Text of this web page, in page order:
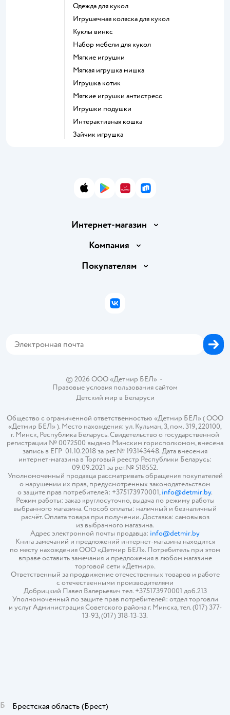
Одежда для кукол
Игрушечная коляска для кукол
Куклы винкс
Набор мебели для кукол
Мягкие игрушки
Мягкая игрушка мишка
Игрушка котик
Мягкие игрушки антистресс
Игрушки подушки
Интерактивная кошка
Зайчик игрушка
App StoreGoogle Play
AppGallery
RuStore
Интернет-магазин
Доставка и оплата
Правила продажи
Политика использования файлов cookie
Компания
Вакансии
Покупателям
Бонусные карты
© 2026 ООО «Детмир БЕЛ»•
Правовые условия пользования сайтом
Детский мир в Беларуси
Общество с ограниченной ответственностью «Детмир БЕЛ» ( ООО
«Детмир БЕЛ» ). Место нахождения: ул. Кульман, 3, пом. 319, 220100,
г. Минск, Республика Беларусь. Свидетельство о государственной
регистрации № 0072500 выдано Минским горисполкомом, внесена
запись в ЕГР 01.10.2018 за рег.№ 193143448. Дата внесения
интернет-магазина в Торговый реестр Республики Беларусь:
09.09.2021 за рег.№ 518552.
Уполномоченный продавца рассматривать обращения покупателей
о нарушении их прав, предусмотренных законодательством
о защите прав потребителей: +375173970001,info@detmir.by.
Режим работы: заказ круглосуточно, выдача по режиму работы
выбранного магазина. Способ оплаты: наличный и безналичный
расчёт. Оплата товара при получении. Доставка: самовывоз
из выбранного магазина.
Адрес электронной почты продавца: info@detmir.by
Книга замечаний и предложений интернет-магазина находится
по месту нахождения ООО «Детмир БЕЛ». Потребитель при этом
вправе оставить замечания и предложения в любом магазине
торговой сети «Детмир».
Ответственный за продвижение отечественных товаров и работе
с отечественными производителями
Добрицкий Павел Валерьевич тел. +375173970001 доб.213
Уполномоченный по защите прав потребителей: отдел торговли
и услуг Администрация Советского района г. Минска, тел. (017) 377-
13-93, (017) 318-13-33.
ВКонтакте
Б Брестская область (Брест)